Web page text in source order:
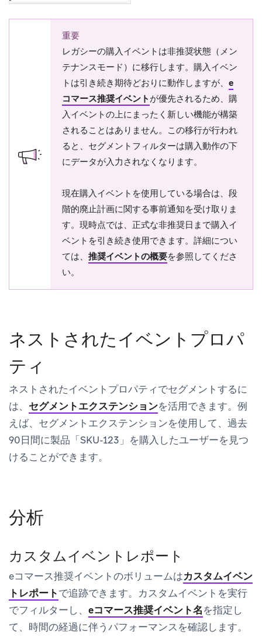
重要
レガシーの購入イベントは非推奨状態（メン
テナンスモード）に移行します。購入イベン
トは引き続き期待どおりに動作しますが、 e
コマース推奨イベントが優先されるため、購
入イベントの上にまったく新しい機能が構築
されることはありません。この移行が行われ
ると、セグメントフィルターは購入動作の下
にデータが入力されなくなります。
現在購入イベントを使用している場合は、段
階的廃止計画に関する事前通知を受け取りま
す。現時点では、正式な非推奨日まで購入イ
ベントを引き続き使用できます。詳細につい
ては、 推奨イベントの概要を参照してくださ
い。
ネストされたイベントプロパ
ティ
ネストされたイベントプロパティでセグメントするに
は、 セグメントエクステンションを活用できます。例
えば、セグメントエクステンションを使用して、過去
90日間に製品「SKU-123」を購入したユーザーを見つ
けることができます。
分析
カスタムイベントレポート
eコマース推奨イベントのボリュームはカスタムイベン
トレポートで追跡できます。 カスタムイベントを実行
でフィルターし、 eコマース推奨イベント名を指定し
て、時間の経過に伴うパフォーマンスを確認します。